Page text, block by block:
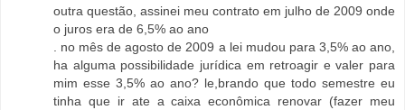
outra questão, assinei meu contrato em julho de 2009 onde
o juros era de 6,5% ao ano
. no mês de agosto de 2009 a lei mudou para 3,5% ao ano,
ha alguma possibilidade jurídica em retroagir e valer para
mim esse 3,5% ao ano? le,brando que todo semestre eu
tinha que ir ate a caixa econômica renovar (fazer meu